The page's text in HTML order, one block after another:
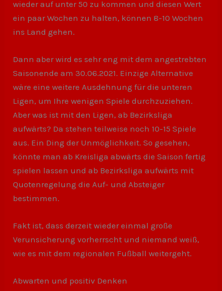
wieder auf unter 50 zu kommen und diesen Wert
ein paar Wochen zu halten, können 8-10 Wochen
ins Land gehen.
Dann aber wird es sehr eng mit dem angestrebten
Saisonende am 30.06.2021. Einzige Alternative
wäre eine weitere Ausdehnung für die unteren
Ligen, um Ihre wenigen Spiele durchzuziehen.
Aber was ist mit den Ligen, ab Bezirksliga
aufwärts? Da stehen teilweise noch 10-15 Spiele
aus. Ein Ding der Unmöglichkeit. So gesehen,
könnte man ab Kreisliga abwärts die Saison fertig
spielen lassen und ab Bezirksliga aufwärts mit
Quotenregelung die Auf- und Absteiger
bestimmen.
Fakt ist, dass derzeit wieder einmal große
Verunsicherung vorherrscht und niemand weiß,
wie es mit dem regionalen Fußball weitergeht.
Abwarten und positiv Denken